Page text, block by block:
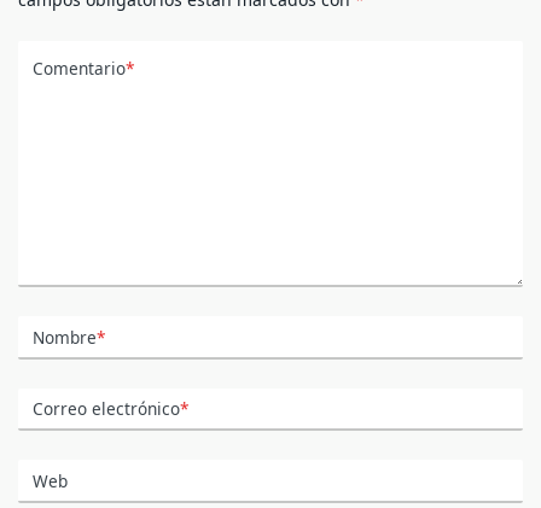
Comentario*
Nombre*
Correo electrónico*
Web